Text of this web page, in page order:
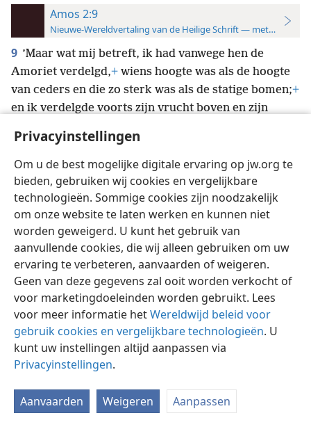
Privacyinstellingen
Om u de best mogelijke digitale ervaring op jw.org te
bieden, gebruiken wij cookies en vergelijkbare
technologieën. Sommige cookies zijn noodzakelijk
om onze website te laten werken en kunnen niet
worden geweigerd. U kunt het gebruik van
aanvullende cookies, die wij alleen gebruiken om uw
ervaring te verbeteren, aanvaarden of weigeren.
Geen van deze gegevens zal ooit worden verkocht of
voor marketingdoeleinden worden gebruikt. Lees
voor meer informatie hetWereldwijd beleid voor
gebruik cookies en vergelijkbare technologieën. U
kunt uw instellingen altijd aanpassen via
Privacyinstellingen.
Aanvaarden Weigeren Aanpassen
Amos 2:9
Nieuwe-Wereldvertaling van de Heilige Schrift — met
9 ’Maar wat mij betreft, ik had vanwege hen de
Amoriet verdelgd,+ wiens hoogte was als de hoogte
van ceders en die zo sterk was als de statige bomen;+
en ik verdelgde voorts zijn vrucht boven en zijn
Nederlands Instellingen
Copyright © 2026 Watch Tower Bible and Tract Society of Pennsylvania
Gebruiksvoorwaarden Privacybeleid
Privacyinstellingen
JW.ORG
Inloggen